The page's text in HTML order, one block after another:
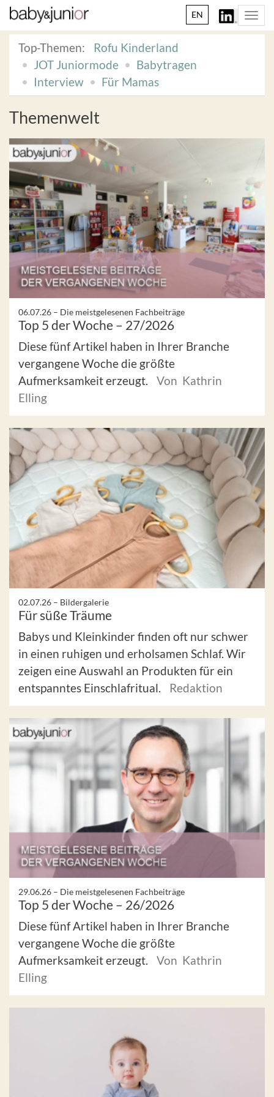
EN
Top-Themen:
Rofu Kinderland
JOT Juniormode
Babytragen
Interview
Für Mamas
Themenwelt
06.07.26 – Die meistgelesenen Fachbeiträge
Top 5 der Woche – 27/2026
Diese fünf Artikel haben in Ihrer Branche
vergangene Woche die größte
Aufmerksamkeit erzeugt.
Von Kathrin
Elling
02.07.26 – Bildergalerie
Für süße Träume
Babys und Kleinkinder finden oft nur schwer
in einen ruhigen und erholsamen Schlaf. Wir
zeigen eine Auswahl an Produkten für ein
entspanntes Einschlafritual.
Redaktion
29.06.26 – Die meistgelesenen Fachbeiträge
Top 5 der Woche – 26/2026
Diese fünf Artikel haben in Ihrer Branche
vergangene Woche die größte
Aufmerksamkeit erzeugt.
Von Kathrin
Elling